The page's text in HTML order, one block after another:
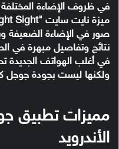
في ظروف الإضاءة
صور في الإضاءة
نتائج وتفاصيل مبهرة في
ولكنها ليست بجودة جوجل
مميزات تطبيق
الأندرويد